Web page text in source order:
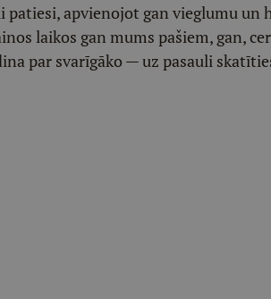
patiesi, apvienojot gan vieglumu un
laikos gan mums pašiem, gan,
par svarīgāko — uz pasauli